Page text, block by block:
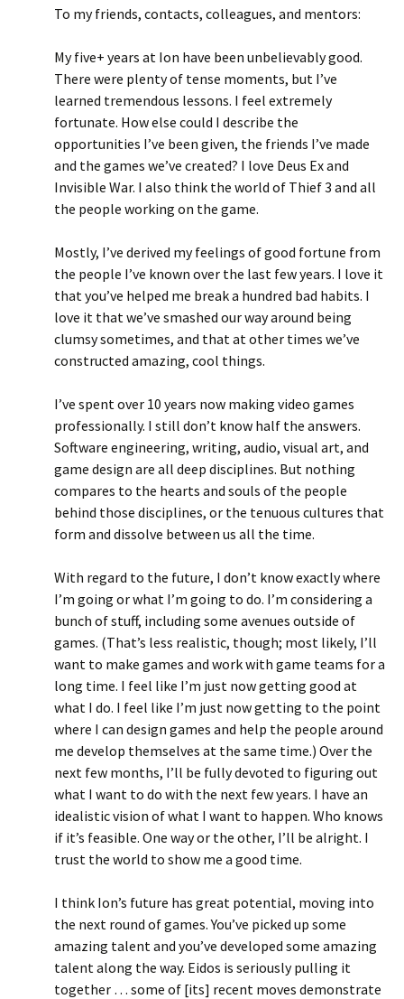
To my friends, contacts, colleagues, and mentors:
My five+ years at Ion have been unbelievably good.
There were plenty of tense moments, but I’ve
learned tremendous lessons. I feel extremely
fortunate. How else could I describe the
opportunities I’ve been given, the friends I’ve made
and the games we’ve created? I love Deus Ex and
Invisible War. I also think the world of Thief 3 and all
the people working on the game.
Mostly, I’ve derived my feelings of good fortune from
the people I’ve known over the last few years. I love it
that you’ve helped me break a hundred bad habits. I
love it that we’ve smashed our way around being
clumsy sometimes, and that at other times we’ve
constructed amazing, cool things.
I’ve spent over 10 years now making video games
professionally. I still don’t know half the answers.
Software engineering, writing, audio, visual art, and
game design are all deep disciplines. But nothing
compares to the hearts and souls of the people
behind those disciplines, or the tenuous cultures that
form and dissolve between us all the time.
With regard to the future, I don’t know exactly where
I’m going or what I’m going to do. I’m considering a
bunch of stuff, including some avenues outside of
games. (That’s less realistic, though; most likely, I’ll
want to make games and work with game teams for a
long time. I feel like I’m just now getting good at
what I do. I feel like I’m just now getting to the point
where I can design games and help the people around
me develop themselves at the same time.) Over the
next few months, I’ll be fully devoted to figuring out
what I want to do with the next few years. I have an
idealistic vision of what I want to happen. Who knows
if it’s feasible. One way or the other, I’ll be alright. I
trust the world to show me a good time.
I think Ion’s future has great potential, moving into
the next round of games. You’ve picked up some
amazing talent and you’ve developed some amazing
talent along the way. Eidos is seriously pulling it
together … some of [its] recent moves demonstrate